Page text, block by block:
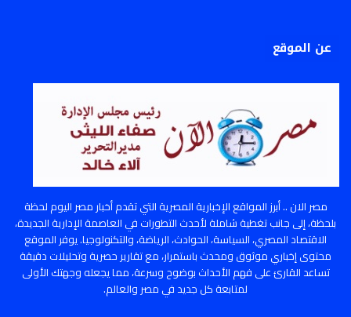
عن الموقع
مصر الان .. أبرز المواقع الإخبارية المصرية التي تقدم أخبار مصر اليوم لحظة
بلحظة، إلى جانب تغطية شاملة لأحدث التطورات في العاصمة الإدارية الجديدة،
الاقتصاد المصري، السياسة، الحوادث، الرياضة، والتكنولوجيا. يوفر الموقع
محتوى إخباري موثوق ومحدث باستمرار، مع تقارير حصرية وتحليلات دقيقة
تساعد القارئ على فهم الأحداث بوضوح وسرعة، مما يجعله وجهتك الأولى
لمتابعة كل جديد في مصر والعالم.